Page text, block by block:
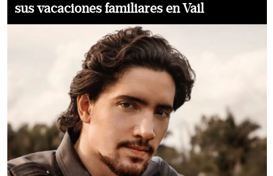
sus vacaciones familiares en Vail